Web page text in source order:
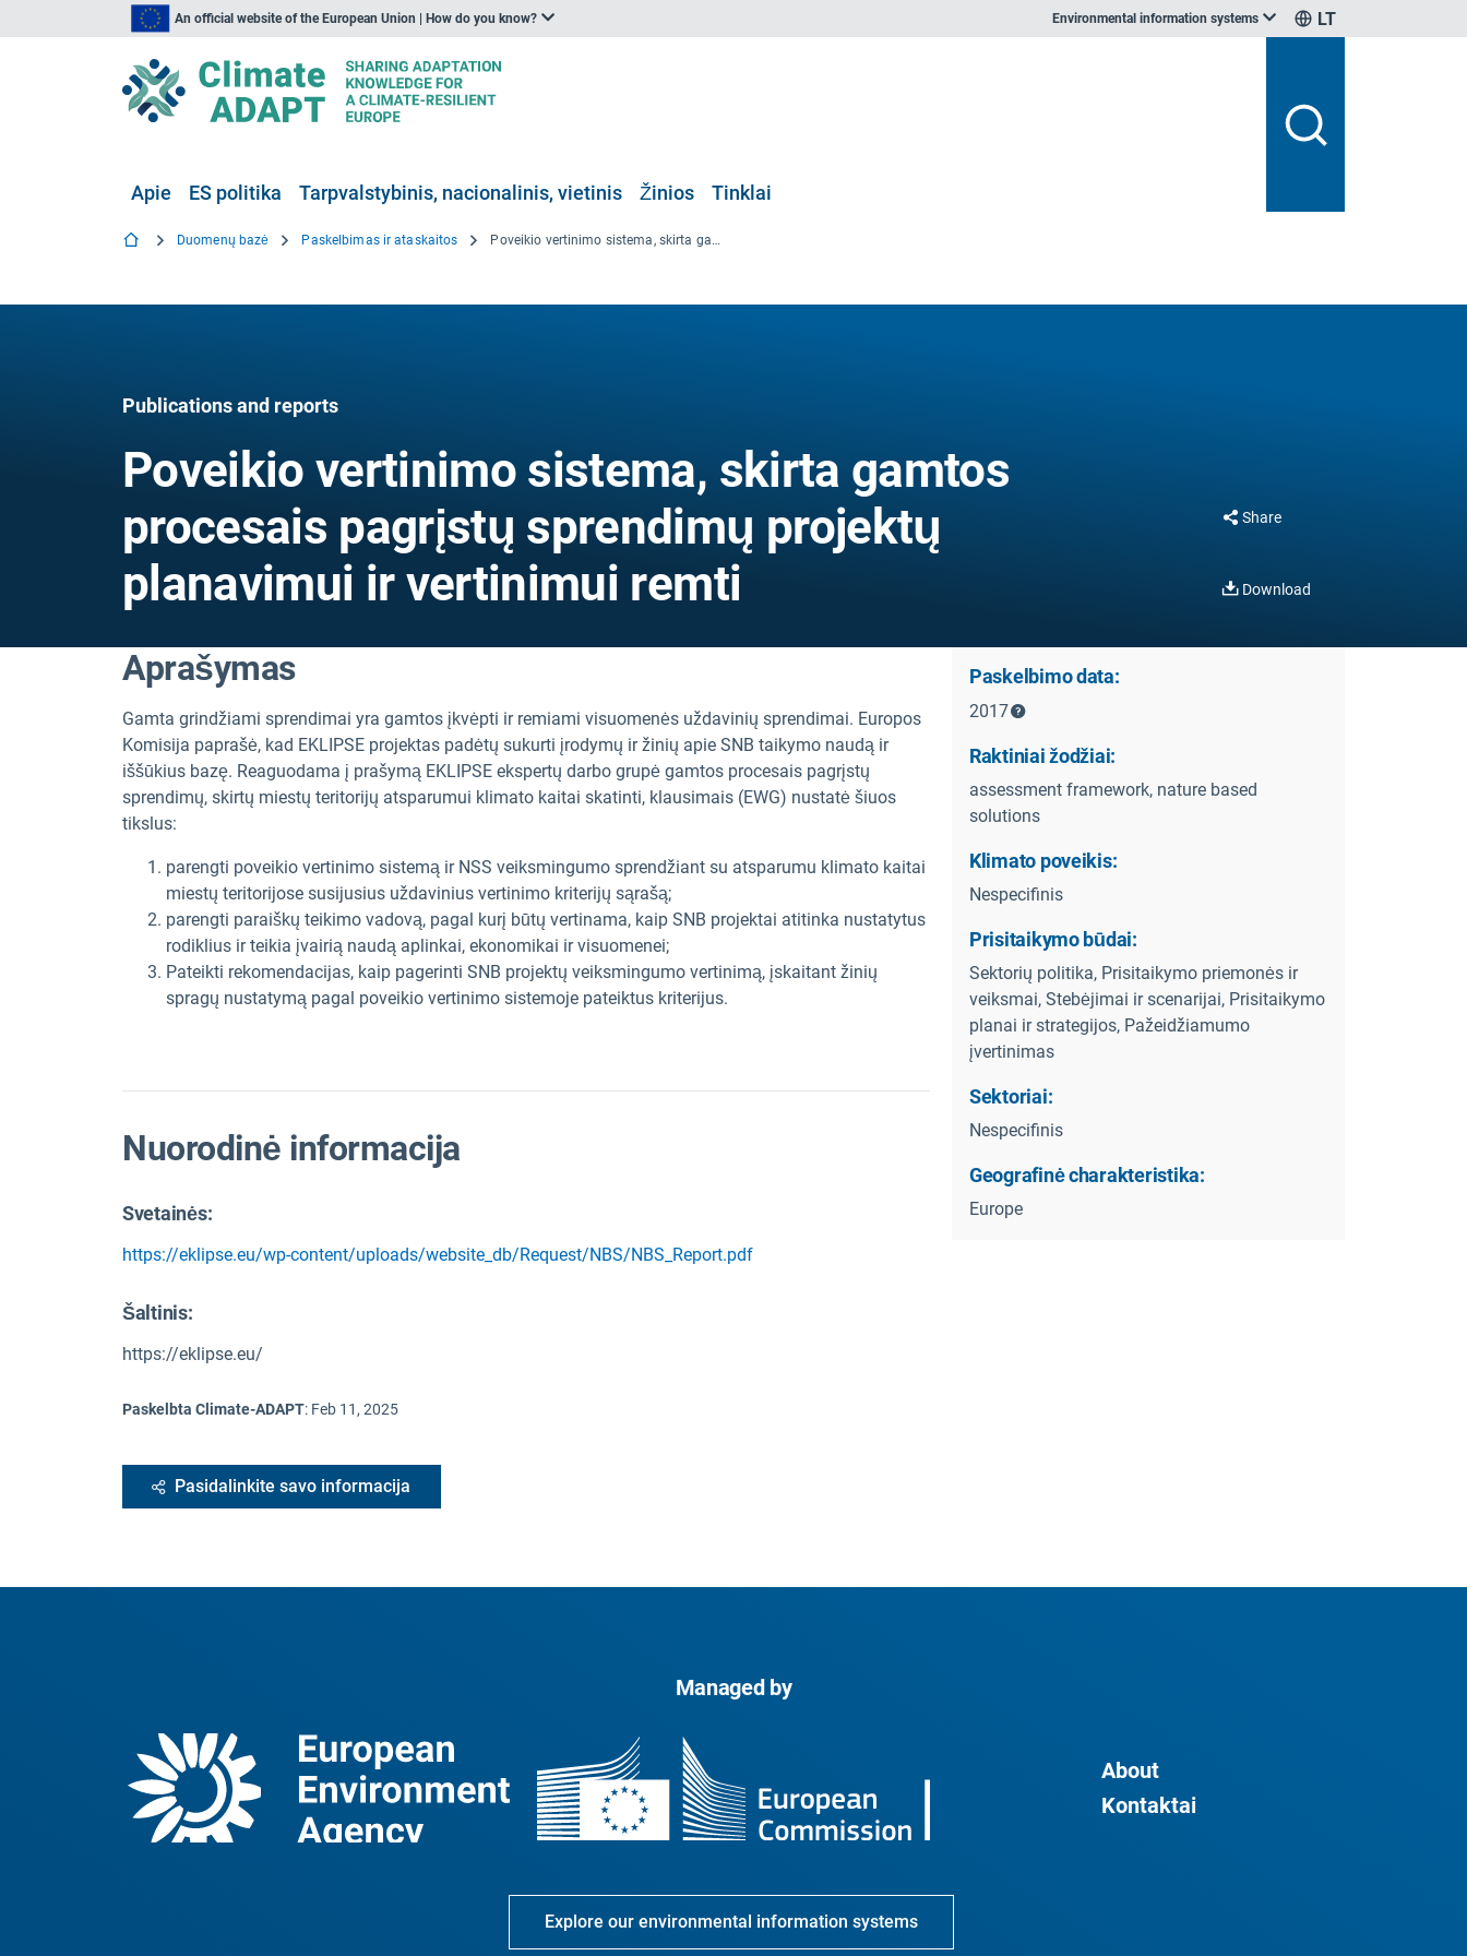
An official website of the European Union | How do you know? Environmental information systems LT
Apie ES politika Tarpvalstybinis, nacionalinis, vietinis Žinios Tinklai
Duomenų bazė Paskelbimas ir ataskaitos Poveikio vertinimo sistema, skirta gamtos procesais pagrįstų sprendimų projektų planavimui ir vertinimui remti
Publications and reports
Poveikio vertinimo sistema, skirta gamtos
procesais pagrįstų sprendimų projektų
planavimui ir vertinimui remti
Share
Download
Aprašymas
Gamta grindžiami sprendimai yra gamtos įkvėpti ir remiami visuomenės uždavinių sprendimai. Europos
Komisija paprašė, kad EKLIPSE projektas padėtų sukurti įrodymų ir žinių apie SNB taikymo naudą ir
iššūkius bazę. Reaguodama į prašymą EKLIPSE ekspertų darbo grupė gamtos procesais pagrįstų
sprendimų, skirtų miestų teritorijų atsparumui klimato kaitai skatinti, klausimais (EWG) nustatė šiuos
tikslus:
parengti poveikio vertinimo sistemą ir NSS veiksmingumo sprendžiant su atsparumu klimato kaitai
miestų teritorijose susijusius uždavinius vertinimo kriterijų sąrašą;
parengti paraiškų teikimo vadovą, pagal kurį būtų vertinama, kaip SNB projektai atitinka nustatytus
rodiklius ir teikia įvairią naudą aplinkai, ekonomikai ir visuomenei;
Pateikti rekomendacijas, kaip pagerinti SNB projektų veiksmingumo vertinimą, įskaitant žinių
spragų nustatymą pagal poveikio vertinimo sistemoje pateiktus kriterijus.
Nuorodinė informacija
Svetainės:
https://eklipse.eu/wp-content/uploads/website_db/Request/NBS/NBS_Report.pdf
Šaltinis:
https://eklipse.eu/
Paskelbta Climate-ADAPT: Feb 11, 2025
Pasidalinkite savo informacija
Paskelbimo data:
2017
Raktiniai žodžiai:
assessment framework, nature based
solutions
Klimato poveikis:
Nespecifinis
Prisitaikymo būdai:
Sektorių politika, Prisitaikymo priemonės ir
veiksmai, Stebėjimai ir scenarijai, Prisitaikymo
planai ir strategijos, Pažeidžiamumo
įvertinimas
Sektoriai:
Nespecifinis
Geografinė charakteristika:
Europe
Managed by
About
Kontaktai
Explore our environmental information systems